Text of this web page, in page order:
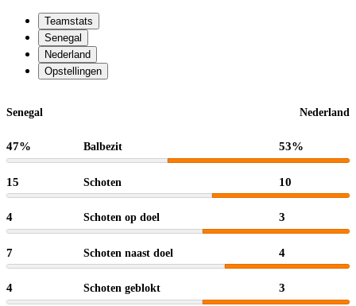
Teamstats
Senegal
Nederland
Opstellingen
Senegal Nederland
47% Balbezit 53%
15 Schoten 10
4 Schoten op doel 3
7 Schoten naast doel 4
4 Schoten geblokt 3